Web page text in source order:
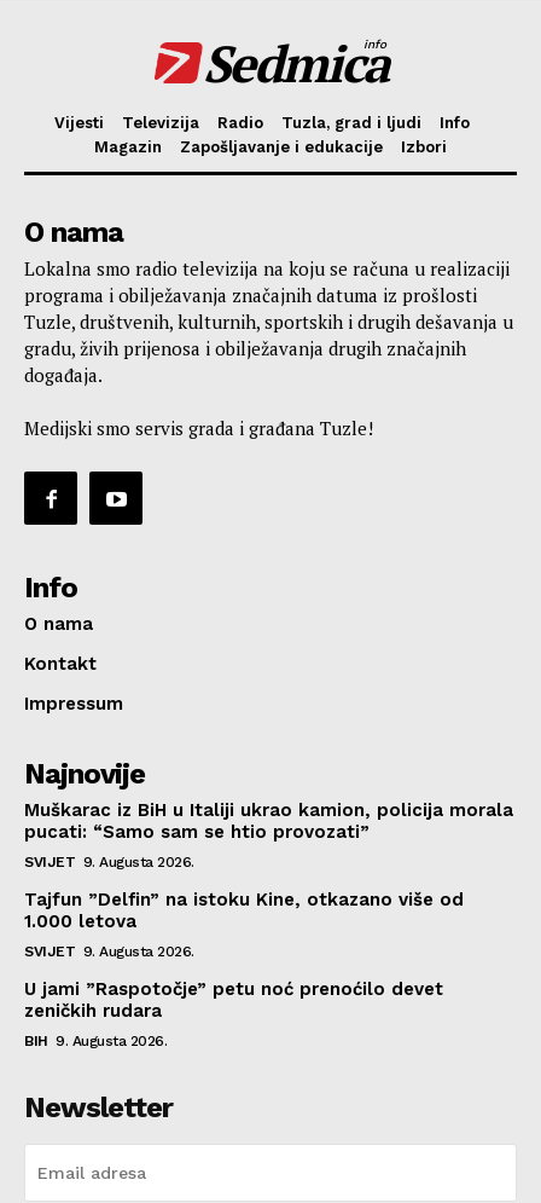
Sedmica
info
Vijesti Televizija Radio Tuzla, grad i ljudi
Info
Magazin
Zapošljavanje i edukacije Izbori
O nama
Lokalna smo radio televizija na koju se računa u realizaciji
programa i obilježavanja značajnih datuma iz prošlosti
Tuzle, društvenih, kulturnih, sportskih i drugih dešavanja u
gradu, živih prijenosa i obilježavanja drugih značajnih
događaja.
Medijski smo servis grada i građana Tuzle!
Info
O nama
Kontakt
Impressum
Najnovije
Muškarac iz BiH u Italiji ukrao kamion, policija morala
pucati: “Samo sam se htio provozati”
SVIJET 9. Augusta 2026.
Tajfun ”Delfin” na istoku Kine, otkazano više od
1.000 letova
SVIJET 9. Augusta 2026.
U jami ”Raspotočje” petu noć prenoćilo devet
zeničkih rudara
BIH 9. Augusta 2026.
Newsletter